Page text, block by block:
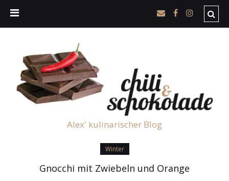
Alex' kulinarischer Blog
Winter
Gnocchi mit Zwiebeln und Orange